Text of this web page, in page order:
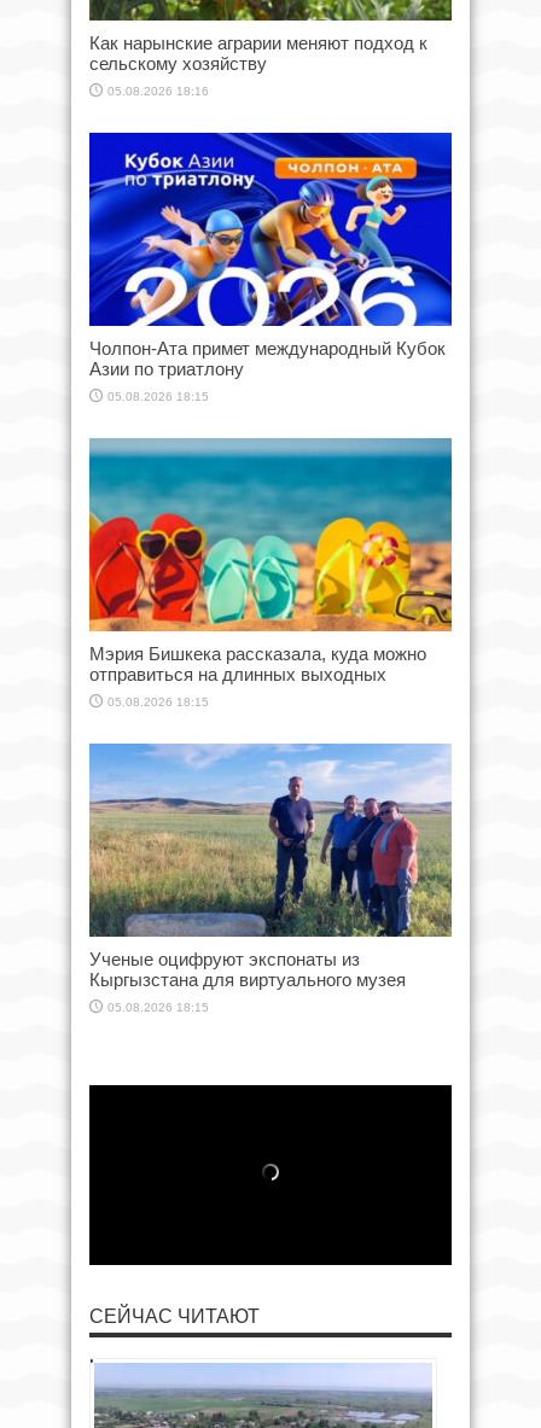
Как нарынские аграрии меняют подход к
сельскому хозяйству
05.08.2026 18:16
Чолпон-Ата примет международный Кубок
Азии по триатлону
05.08.2026 18:15
Мэрия Бишкека рассказала, куда можно
отправиться на длинных выходных
05.08.2026 18:15
Ученые оцифруют экспонаты из
Кыргызстана для виртуального музея
05.08.2026 18:15
СЕЙЧАС ЧИТАЮТ